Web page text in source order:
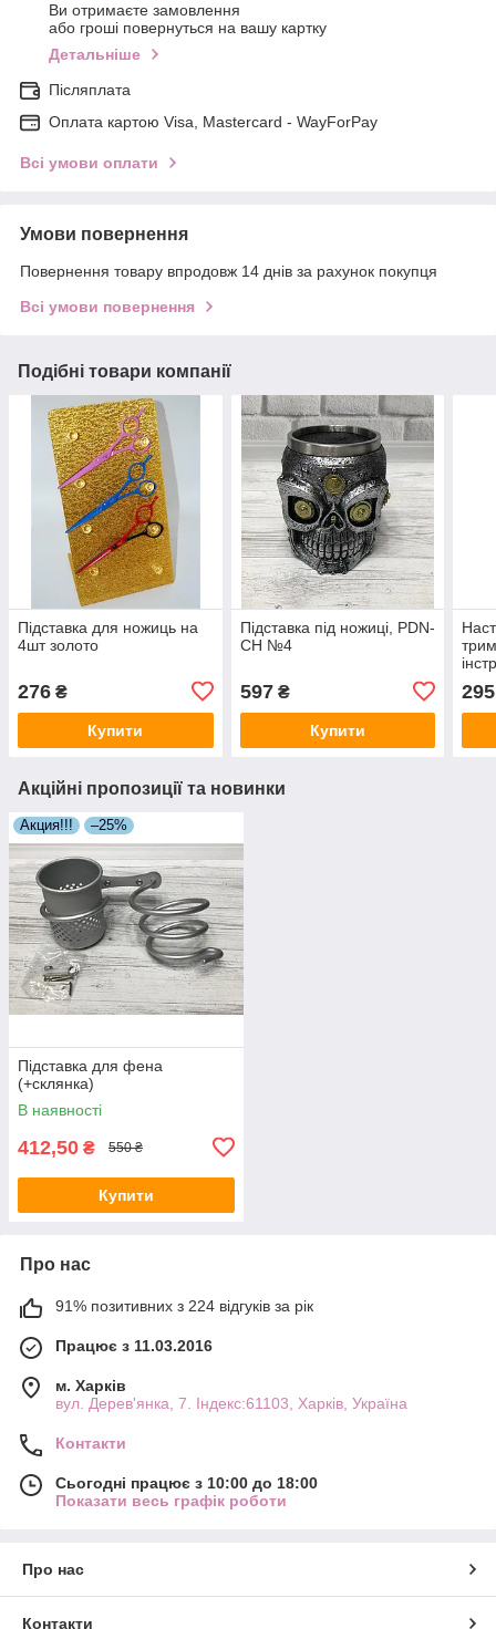
Ви отримаєте замовлення
або гроші повернуться на вашу картку
Детальніше
Післяплата
Оплата картою Visa, Mastercard - WayForPay
Всі умови оплати
Умови повернення
Повернення товару впродовж 14 днів за рахунок покупця
Всі умови повернення
Подібні товари компанії
Підставка для ножиць на
4шт золото
276 ₴
Купити
Підставка під ножиці, PDN-
CH №4
597₴
Купити
295
Акційні пропозиції та новинки
Акция!!! –25%
Підставка для фена
(+склянка)
В наявності
412,50 ₴ 550 ₴
Купити
Про нас
91% позитивних з 224 відгуків за рік
Працює з 11.03.2016
м. Харків
вул. Дерев'янка, 7. Індекс:61103, Харків, Україна
Контакти
Сьогодні працює з 10:00 до 18:00
Показати весь графік роботи
Про нас
Контакти